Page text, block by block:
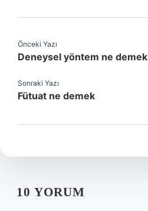
Önceki Yazı
Deneysel yöntem ne demek
Sonraki Yazı
Fütuat ne demek
10 YORUM